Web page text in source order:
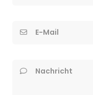
E-Mail
Nachricht